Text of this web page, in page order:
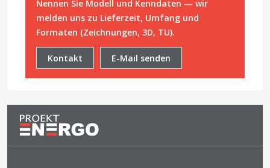
Nennen Sie Modell und Kenndaten — wir
melden uns zu Lieferzeit, Umfang und
Formaten (Zeichnungen, 3D, TU).
Kontakt E-Mail senden